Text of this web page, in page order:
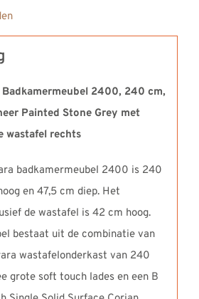
Badkamermeubel 2400, 240 cm,
Painted Stone Grey met
wastafel rechts
badkamermeubel 2400 is 240
en 47,5 cm diep. Het
de wastafel is 42 cm hoog.
bestaat uit de combinatie van
wastafelonderkast van 240
grote soft touch lades en een B